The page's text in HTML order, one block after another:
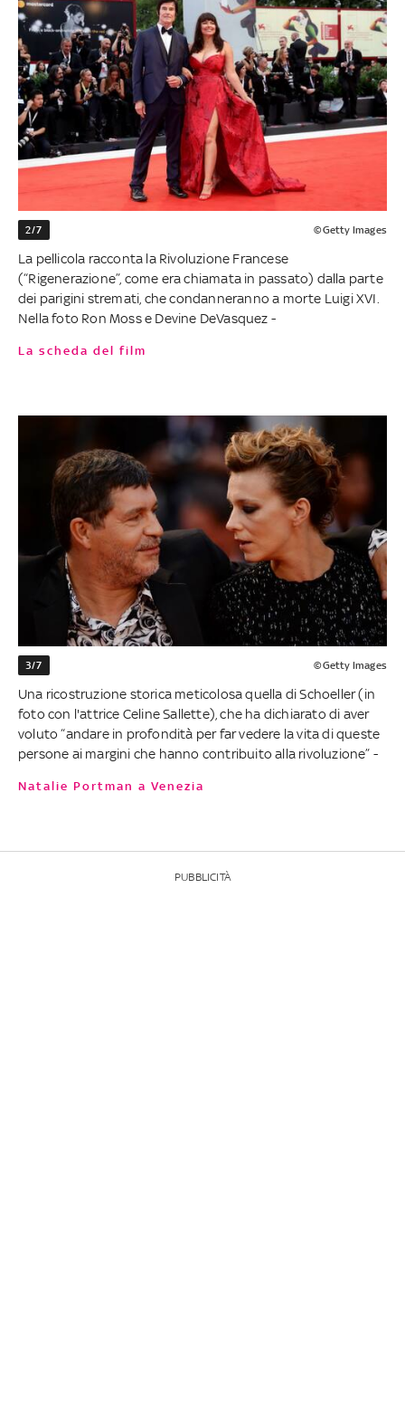
2/7 ©Getty Images
La pellicola racconta la Rivoluzione Francese
(“Rigenerazione”, come era chiamata in passato) dalla parte
dei parigini stremati, che condanneranno a morte Luigi XVI.
Nella foto Ron Moss e Devine DeVasquez -
La scheda del film
3/7 ©Getty Images
Una ricostruzione storica meticolosa quella di Schoeller (in
foto con l'attrice Celine Sallette), che ha dichiarato di aver
voluto “andare in profondità per far vedere la vita di queste
persone ai margini che hanno contribuito alla rivoluzione” -
Natalie Portman a Venezia
PUBBLICITÀ